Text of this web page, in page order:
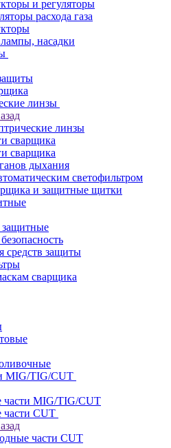
и регуляторы
расхода газа
насадки
линзы
линзы
сварщика
сварщика
дыхания
светофильтром
и защитные щитки
средств защиты
сварщика
MIG/TIG/CUT
части MIG/TIG/CUT
части CUT
части CUT